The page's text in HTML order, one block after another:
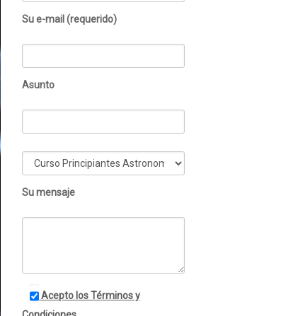
Su e-mail (requerido)
Asunto
Su mensaje
Acepto los Términos y